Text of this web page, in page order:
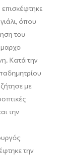
όπου
του
Κατά την
με
την
την